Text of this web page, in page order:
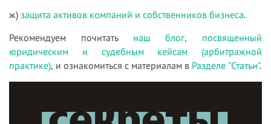
ж) защита активов компаний и собственников бизнеса.
Рекомендуем почитать наш блог, посвященный
юридическим и судебным кейсам (арбитражной
практике), и ознакомиться с материалам в Разделе "Статьи".